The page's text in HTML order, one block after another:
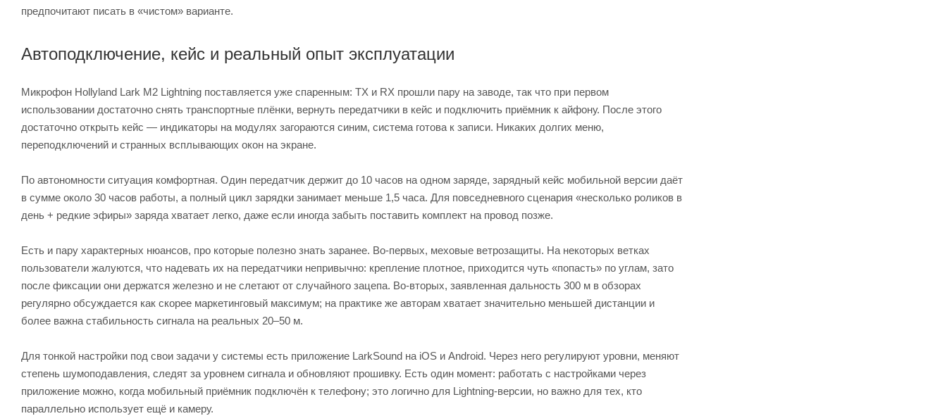
предпочитают писать в «чистом» варианте.
Автоподключение, кейс и реальный опыт эксплуатации
Микрофон Hollyland Lark M2 Lightning поставляется уже спаренным: TX и RX прошли пару на заводе, так что при первом
использовании достаточно снять транспортные плёнки, вернуть передатчики в кейс и подключить приёмник к айфону. После этого
достаточно открыть кейс — индикаторы на модулях загораются синим, система готова к записи. Никаких долгих меню,
переподключений и странных всплывающих окон на экране.
По автономности ситуация комфортная. Один передатчик держит до 10 часов на одном заряде, зарядный кейс мобильной версии даёт
в сумме около 30 часов работы, а полный цикл зарядки занимает меньше 1,5 часа. Для повседневного сценария «несколько роликов в
день + редкие эфиры» заряда хватает легко, даже если иногда забыть поставить комплект на провод позже.
Есть и пару характерных нюансов, про которые полезно знать заранее. Во-первых, меховые ветрозащиты. На некоторых ветках
пользователи жалуются, что надевать их на передатчики непривычно: крепление плотное, приходится чуть «попасть» по углам, зато
после фиксации они держатся железно и не слетают от случайного зацепа. Во-вторых, заявленная дальность 300 м в обзорах
регулярно обсуждается как скорее маркетинговый максимум; на практике же авторам хватает значительно меньшей дистанции и
более важна стабильность сигнала на реальных 20–50 м.
Для тонкой настройки под свои задачи у системы есть приложение LarkSound на iOS и Android. Через него регулируют уровни, меняют
степень шумоподавления, следят за уровнем сигнала и обновляют прошивку. Есть один момент: работать с настройками через
приложение можно, когда мобильный приёмник подключён к телефону; это логично для Lightning-версии, но важно для тех, кто
параллельно использует ещё и камеру.